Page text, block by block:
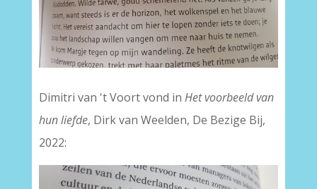
Dimitri van 't Voort vond in Het voorbeeld van
hun liefde, Dirk van Weelden, De Bezige Bij,
2022: